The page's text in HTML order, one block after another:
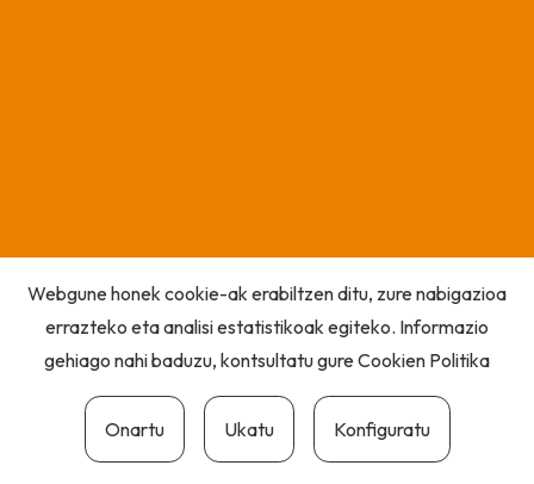
Webgune honek cookie-ak erabiltzen ditu, zure nabigazioa
errazteko eta analisi estatistikoak egiteko. Informazio
gehiago nahi baduzu, kontsultatu gureCookien Politika
Onartu Ukatu Konfiguratu